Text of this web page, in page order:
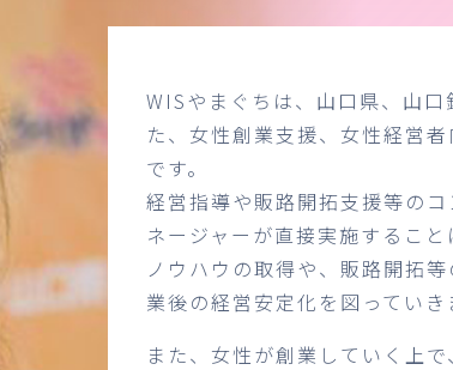
WISやまぐちは、山口県、山
た、女性創業支援、女性経営
です。
経営指導や販路開拓支援等の
ネージャーが直接実施するこ
ノウハウの取得や、販路開拓
業後の経営安定化を図っていき
また、女性が創業していく上